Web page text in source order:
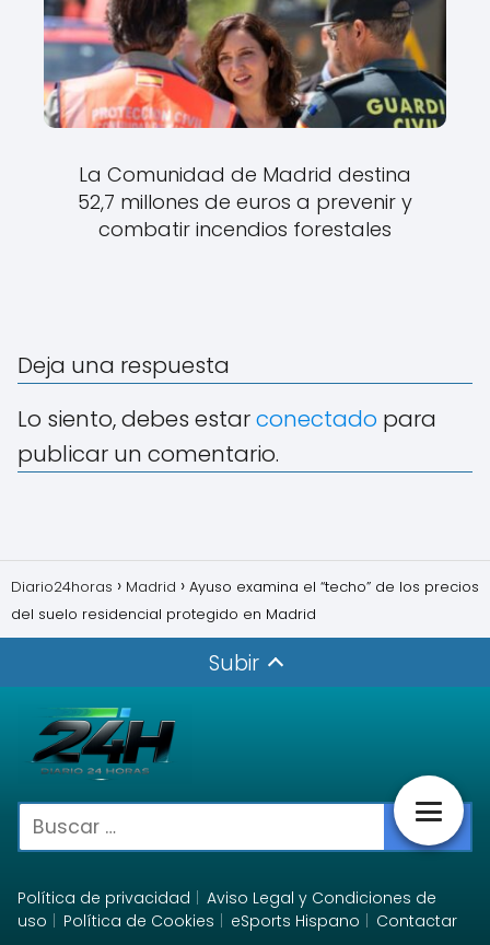
La Comunidad de Madrid destina
52,7 millones de euros a prevenir y
combatir incendios forestales
Deja una respuesta
Lo siento, debes estarconectado para
publicar un comentario.
Diario24horas Madrid
Ayuso examina el “techo” de los precios
del suelo residencial protegido en Madrid
Subir
Política de privacidad
Aviso Legal y Condiciones de
uso
Política de Cookies eSports Hispano Contactar